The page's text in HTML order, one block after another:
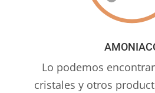
Lo podemos
cristales y otros